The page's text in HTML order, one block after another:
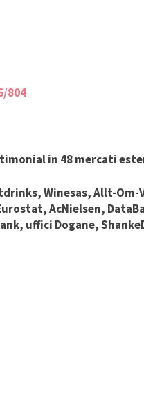
804
in 48 mercati
Winesas, Allt-Om-
AcNielsen,
uffici Dogane,